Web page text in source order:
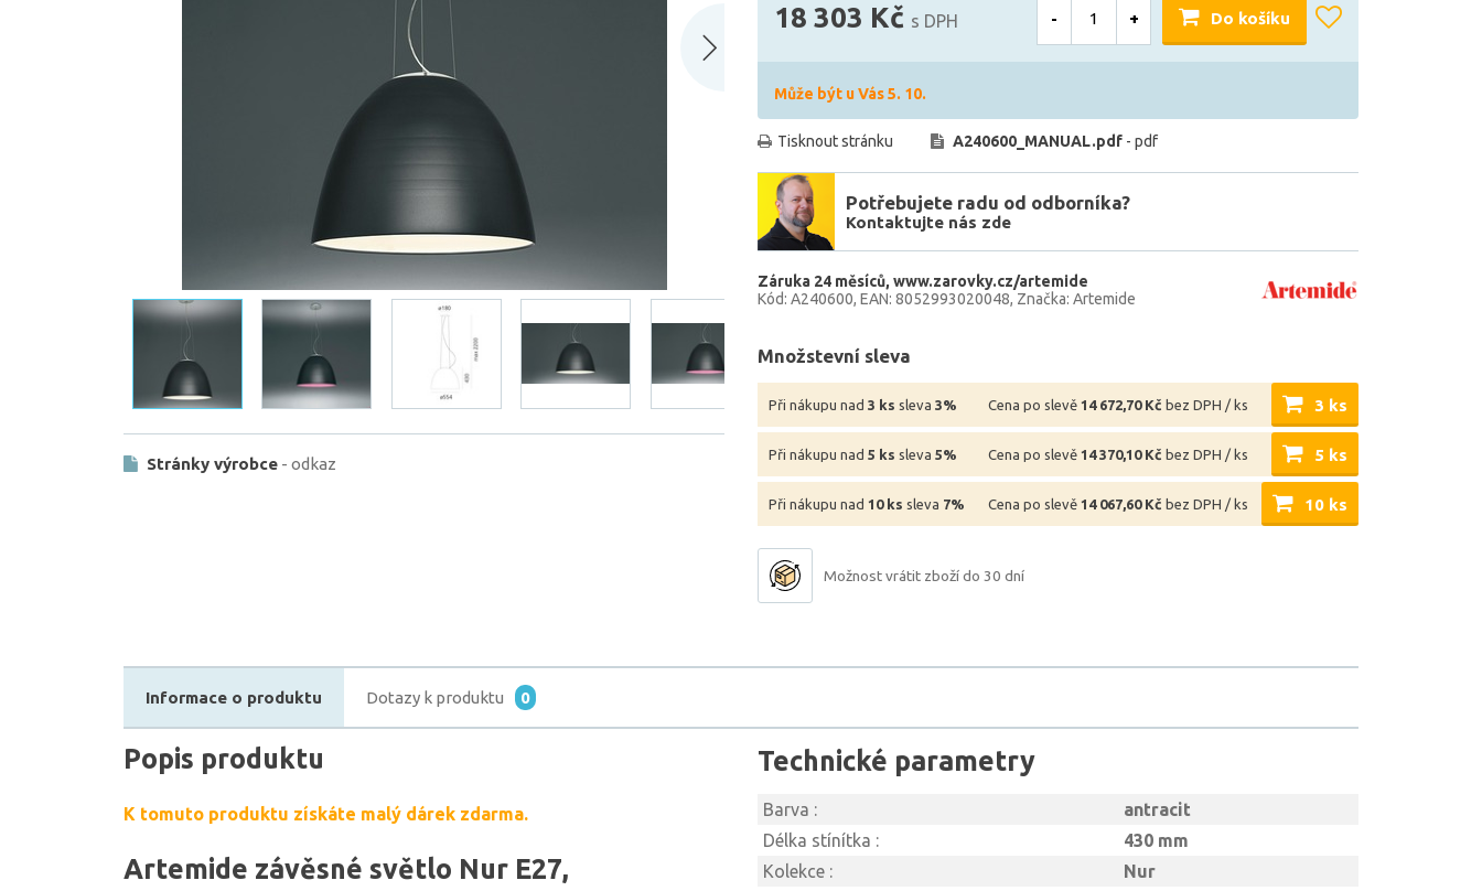
Stránky výrobce - odkaz
18 303 Kč s DPH - + Do košíku
Může být u Vás 5. 10.
Tisknout stránku A240600_MANUAL.pdf - pdf
Potřebujete radu od odborníka?
Kontaktujte nás zde
Záruka 24 měsíců www.zarovky.cz/artemide
Kód: A240600 EAN: 8052993020048 Značka: Artemide
Množstevní sleva
Při nákupu nad 3 ks sleva 3% Cena po slevě 14 672,70 Kč bez DPH / ks 3 ks
Při nákupu nad 5 ks sleva 5% Cena po slevě 14 370,10 Kč bez DPH / ks 5 ks
Při nákupu nad 10 ks sleva 7% Cena po slevě 14 067,60 Kč bez DPH / ks 10 ks
Možnost vrátit zboží do 30 dní
Informace o produktu Dotazy k produktu 0
Popis produktu
K tomuto produktu získáte malý dárek zdarma.
Artemide závěsné světlo Nur E27,
Technické parametry
Barva :
antracit
Délka stínítka :
430 mm
Kolekce :
Nur